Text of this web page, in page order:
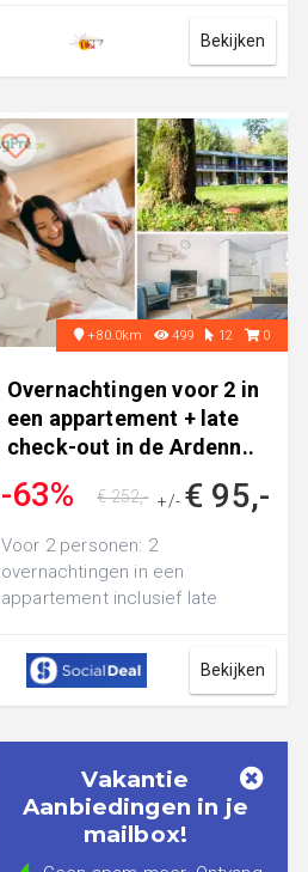
Bekijken
+80.0km 499 12 0
Overnachtingen voor 2 in
een appartement + late
check-out in de Ardenn..
-63% +/- € 95,-
€ 252,-
Voor 2 personen: 2
overnachtingen in een
appartement inclusief late
PrÃ©, geniet van een heer...
Bekijken
Vakantie
Aanbiedingen in je
mailbox!